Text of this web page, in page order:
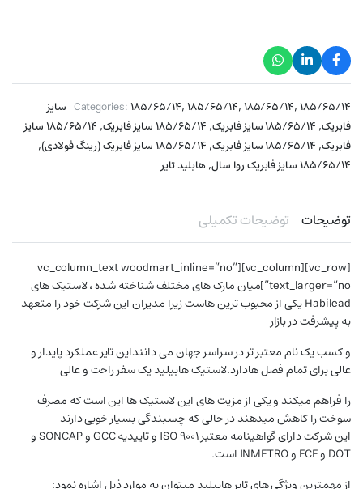
Categories:۱۸۵/۶۵/۱۴,۱۸۵/۶۵/۱۴,۱۸۵/۶۵/۱۴,
۱۸۵/۶۵/۱۴ سایز
فابریک, ۱۸۵/۶۵/۱۴ سایز فابریک , ۱۸۵/۶۵/۱۴ سایز فابریک ,
۱۸۵/۶۵/۱۴ سایز
فابریک, ۱۸۵/۶۵/۱۴ سایز فابریک , ۱۸۵/۶۵/۱۴ سایز فابریک (رینگ فولادی) ,
۱۸۵/۶۵/۱۴ سایز فابریک روا سال , هابلید تایر
توضیحات توضیحات تکمیلی
[vc_row][vc_column][vc_column_text woodmart_inline=”no”
text_larger=”no”]میان مارک های مختلف شناخته شده ، لاستیک های
Habilead یکی از محبوب ترین هاست زیرا مدیران این شرکت خود را متعهد
به پیشرفت در بازار
و کسب یک نام معتبر تر در سراسر جهان می داننداین تایر عملکرد پایدار و
عالی برای تمام فصل هادارد.لاستیک هابیلید یک سفر راحت و عالی
را فراهم میکند و یکی از مزیت های این لاستیک ها این است که مصرف
سوخت را کاهش میدهند در حالی که چسبندگی بسیار خوبی دارند
این شرکت دارای گواهینامه معتبر ISO 9001 و تاییدیه GCC و SONCAP و
DOT و ECE و INMETRO است.
از مهمترین ویژگی های تایر هابیلید میتوان به موارد ذیل اشاره نمود: